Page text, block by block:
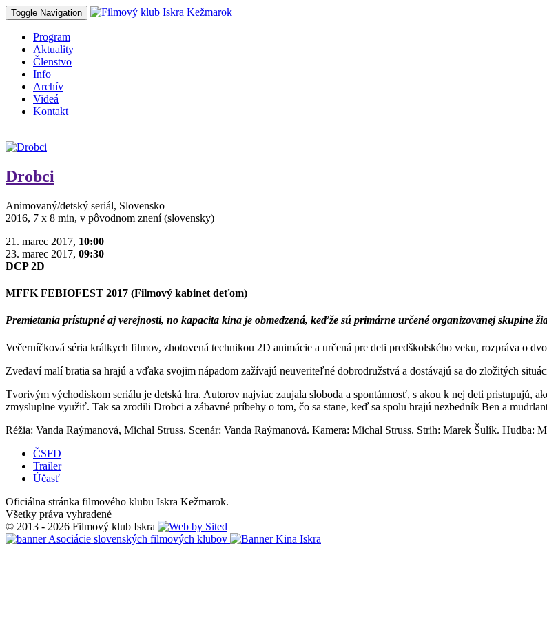
Toggle Navigation
Program
Aktuality
Členstvo
Info
Archív
Videá
Kontakt
Drobci
Animovaný/detský seriál, Slovensko
2016, 7 x 8 min, v pôvodnom znení (slovensky)
21. marec 2017, 10:00
23. marec 2017, 09:30
DCP 2D
MFFK FEBIOFEST 2017 (Filmový kabinet deťom)
Premietania prístupné aj verejnosti, no kapacita kina je obmedzená, keďže sú primárne určené organizovanej skupine
Večerníčková séria krátkych filmov, zhotovená technikou 2D animácie a určená pre deti predškolského veku, rozpráva o
Zvedaví malí bratia sa hrajú a vďaka svojim nápadom zažívajú neuveriteľné dobrodružstvá a dostávajú sa do zložitých
Tvorivým východiskom seriálu je detská hra. Autorov najviac zaujala sloboda a spontánnosť, s akou k nej deti pristupujú,
zmysluplne využiť. Tak sa zrodili Drobci a zábavné príbehy o tom, čo sa stane, keď sa spolu hrajú nezbedník Ben a
Réžia: Vanda Raýmanová, Michal Struss. Scenár: Vanda Raýmanová. Kamera: Michal Struss. Strih: Marek Šulík. Hudba:
ČSFD
Trailer
Účasť
Oficiálna stránka filmového klubu Iskra Kežmarok.
Všetky práva vyhradené
© 2013 - 2026 Filmový klub Iskra